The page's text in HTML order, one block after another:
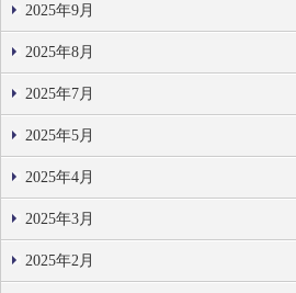
2025年9月
2025年8月
2025年7月
2025年5月
2025年4月
2025年3月
2025年2月